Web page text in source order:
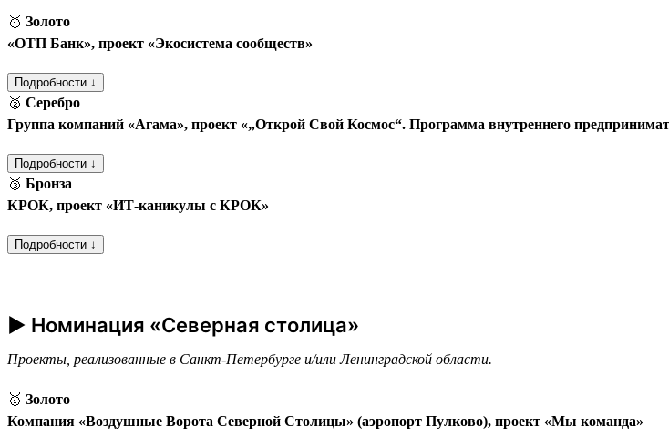
🥇 Золото
«ОТП Банк», проект «Экосистема сообществ»
Подробности ↓
🥈 Серебро
Группа компаний «Агама», проект «„Открой Свой Космос“. Программа внутреннего
Подробности ↓
🥉 Бронза
КРОК, проект «ИТ-каникулы с КРОК»
Подробности ↓
► Номинация «Северная столица»
Проекты, реализованные в Санкт-Петербурге и/или Ленинградской области.
🥇 Золото
Компания «Воздушные Ворота Северной Столицы» (аэропорт Пулково), проект «Мы команда»